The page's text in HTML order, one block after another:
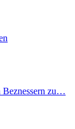
Beznessern zu…